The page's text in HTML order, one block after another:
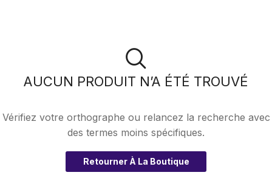
AUCUN PRODUIT N’A ÉTÉ TROUVÉ
Vérifiez votre orthographe ou relancez la recherche avec
des termes moins spécifiques.
Retourner À La Boutique